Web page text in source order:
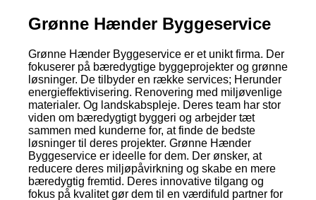
Grønne Hænder Byggeservice
Grønne Hænder Byggeservice er et unikt firma. Der
fokuserer på bæredygtige byggeprojekter og grønne
løsninger. De tilbyder en række services; Herunder
energieffektivisering. Renovering med miljøvenlige
materialer. Og landskabspleje. Deres team har stor
viden om bæredygtigt byggeri og arbejder tæt
sammen med kunderne for, at finde de bedste
løsninger til deres projekter. Grønne Hænder
Byggeservice er ideelle for dem. Der ønsker, at
reducere deres miljøpåvirkning og skabe en mere
bæredygtig fremtid. Deres innovative tilgang og
fokus på kvalitet gør dem til en værdifuld partner for